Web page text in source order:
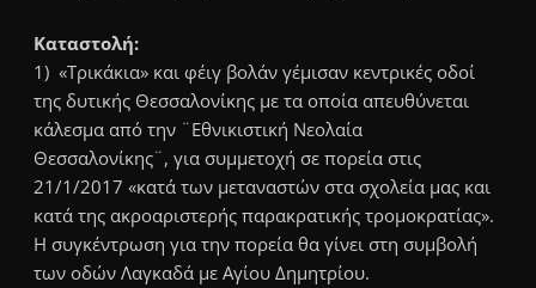
Καταστολή:
1) «Τρικάκια» και φέιγ βολάν γέμισαν κεντρικές οδοί
της δυτικής Θεσσαλονίκης με τα οποία απευθύνεται
κάλεσμα από την ¨Εθνικιστική Νεολαία
Θεσσαλονίκης¨, για συμμετοχή σε πορεία στις
21/1/2017 «κατά των μεταναστών στα σχολεία μας και
κατά της ακροαριστερής παρακρατικής τρομοκρατίας».
Η συγκέντρωση για την πορεία θα γίνει στη συμβολή
των οδών Λαγκαδά με Αγίου Δημητρίου.